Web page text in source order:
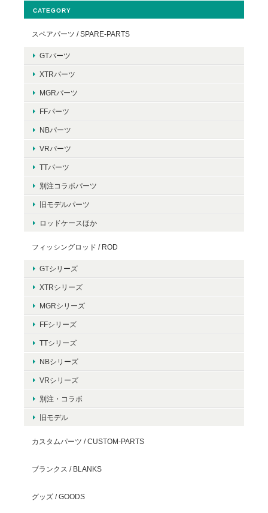
CATEGORY
スペアパーツ / SPARE-PARTS
GTパーツ
XTRパーツ
MGRパーツ
FFパーツ
NBパーツ
VRパーツ
TTパーツ
別注コラボパーツ
旧モデルパーツ
ロッドケースほか
フィッシングロッド / ROD
GTシリーズ
XTRシリーズ
MGRシリーズ
FFシリーズ
TTシリーズ
NBシリーズ
VRシリーズ
別注・コラボ
旧モデル
カスタムパーツ / CUSTOM-PARTS
ブランクス / BLANKS
グッズ / GOODS